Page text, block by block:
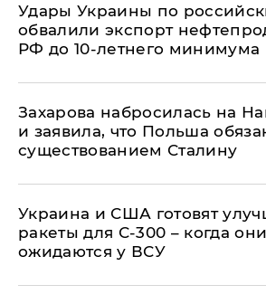
Удары Украины по
обвалили экспорт
РФ до 10-летнего минимума
​Захарова набросилась на
и заявила, что Польша
существованием Сталину
Украина и США готовят
ракеты для С-300 – когда они
ожидаются у ВСУ